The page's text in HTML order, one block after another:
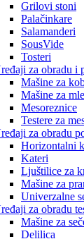
Grilovi stoni
Palačinkare
Salamanderi
SousVide
Tosteri
za obradu i
Mašine za
Mašine za
Mesoreznice
Testere za
za obradu
Horizontalni
Kateri
Ljuštilice za
Mašine za
Univerzalne
za obradu
Mašine za
Delilica